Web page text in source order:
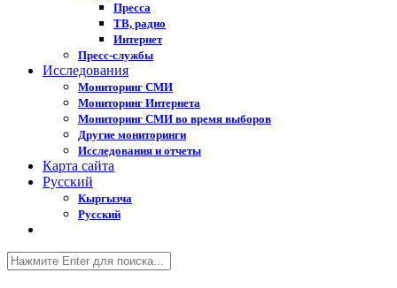
Пресса
ТВ, радио
Интернет
Пресс-службы
Исследования
Мониторинг СМИ
Мониторинг Интернета
Мониторинг СМИ во время выборов
Другие мониторинги
Исследования и отчеты
Карта сайта
Русский
Кыргызча
Русский